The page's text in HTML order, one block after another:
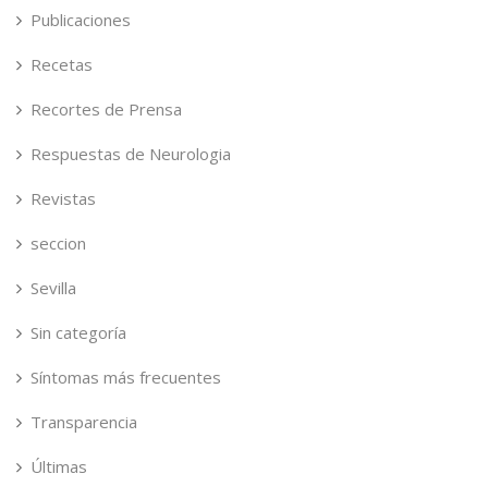
Publicaciones
Recetas
Recortes de Prensa
Respuestas de Neurologia
Revistas
seccion
Sevilla
Sin categoría
Síntomas más frecuentes
Transparencia
Últimas